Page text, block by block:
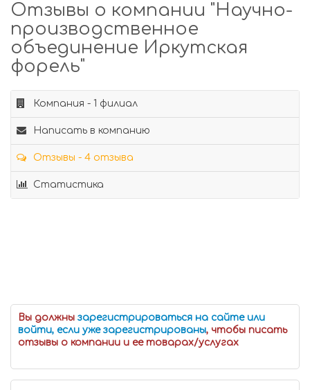
Отзывы о компании "Научно-
производственное
объединение Иркутская
форель"
Компания - 1 филиал
Написать в компанию
Отзывы - 4 отзыва
Статистика
Вы должны зарегистрироваться на сайте или
войти, если уже зарегистрированы, чтобы писать
отзывы о компании и ее товарах/услугах